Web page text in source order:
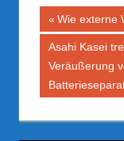
Vorheriger
Beitrag:
Wie externe
Nächster
Beitrag:
Asahi Kasei
Veräußerung